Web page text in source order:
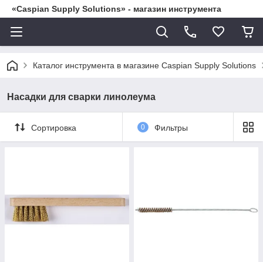
«Caspian Supply Solutions» - магазин инструмента
Каталог инструмента в магазине Caspian Supply Solutions
Насадки для сварки линолеума
Сортировка 0 Фильтры